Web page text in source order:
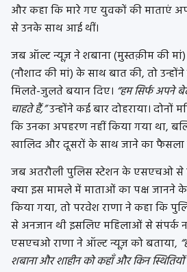
और कहा कि मारे गए युवकों की माताएं
से उनके साथ आई थीं।
जब ऑल्ट न्यूज़ ने शबाना (मुस्तक़ीम की
(नौशाद की मां) के साथ बात की, तो
मिलते-जुलते बयान दिए। “हम सिर्फ अपने
चाहते हैं,”उन्होंने कई बार दोहराया। दोनों
कि उनका अपहरण नहीं किया गया था,
खालिद और दूसरों के साथ जाने का फैसला
जब अतरौली पुलिस स्टेशन के एसएचओ से
क्या इस मामले में माताओं का पक्ष जानने
किया गया, तो परवेश राणा ने कहा कि
से अनजान थी इसलिए महिलाओं से संपर्क
एसएचओ राणा ने ऑल्ट न्यूज़ को बताया,
शबाना और शाहीन को कहाँ और किन स्थितियों